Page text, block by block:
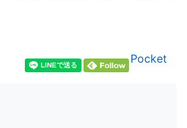
Pocket